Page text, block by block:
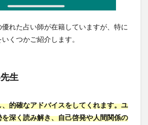
れた占い師が在籍していますが、特に
くつかご紹介します。
生
的確なアドバイスをしてくれます。ユ
深く読み解き、自己啓発や人間関係の